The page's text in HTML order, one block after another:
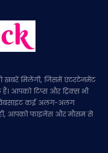
मिलेंगी, जिसमें एंटरटेनमेंट
आपको टिप्स और ट्रिक्स भी
वेबसाइट कई अलग-अलग
आपको फाइनेंस और मौसम से